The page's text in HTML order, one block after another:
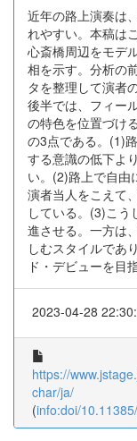
近年の路上演奏は
れやすい。本稿は
心斎橋周辺をモデ
相を示す。分析の
タを整理して演者
後半では、フィー
の特色を位置づけ
の3点である。(1)
する意識の低下よ
い。(2)路上で自由
演者当人をこえて
している。(3)こ
進させる。一方は
しむスタイルであ
ド・デビューを目
2023-04-28
https://
char/ja/
(info:doi/